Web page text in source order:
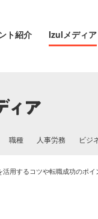
ト紹介 Izulメディア
職種 人事労務 ビジ
用するコツや転職成功のポイ